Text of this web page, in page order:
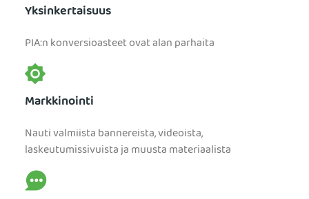
Yksinkertaisuus
PIA:n konversioasteet ovat alan parhaita
Markkinointi
Nauti valmiista bannereista, videoista,
laskeutumissivuista ja muusta materiaalista